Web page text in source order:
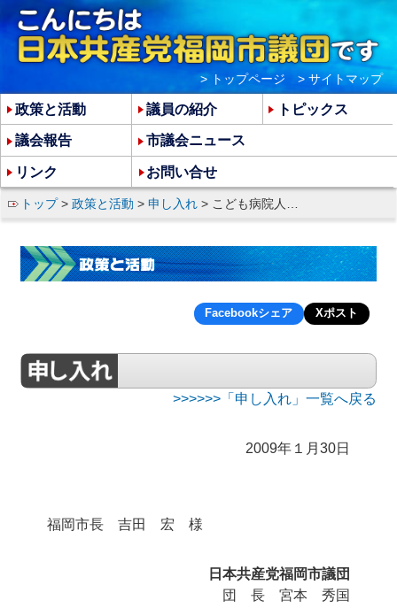
トップ> 政策と活動 > 申し入れ > こども病院人工島移転 第三者機関による再検証を求める
Facebookシェア Xポスト
>>>「申し入れ」一覧へ戻る
2009年１月30日
福岡市長 吉田 宏 様
日本共産党福岡市議団
団 長 宮本 秀国
政策と活動 議員の紹介 トピックス
議会報告 市議会ニュース
リンク お問い合せ
> トップページ > サイトマップ